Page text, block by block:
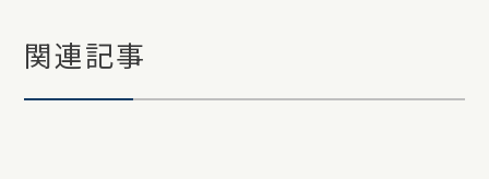
関連記事